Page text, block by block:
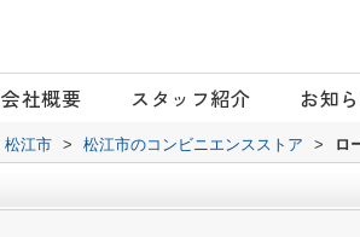
会社概要 スタッフ紹介 お知
松江市 > 松江市のコンビニエンスストア > ロ